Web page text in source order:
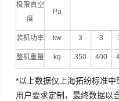
极限真空
度
Pa
装机功率 kw 3 3
整机重量 kg 350 400
*以上数据仅上海拓纷标准
用户要求定制，最终数据以